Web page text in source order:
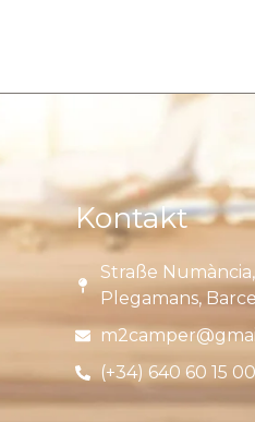
Kontakt
Straße
Plegamans,
(+34) 640 60 15 00